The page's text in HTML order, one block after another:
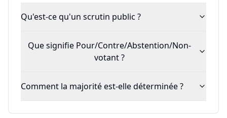
Qu'est-ce qu'un scrutin public ?
Que signifie Pour/Contre/Abstention/Non-
votant ?
Comment la majorité est-elle déterminée ?